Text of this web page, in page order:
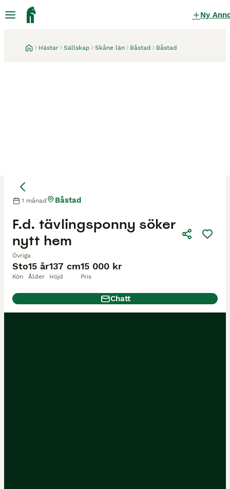
Ny
Hästar Sällskap Skåne län Båstad Båstad
Sto
Kön
15 år
Ålder
137 cm
Höjd
15 000 kr
Pris
F.d. tävlingsponny söker
nytt hem
Övriga
1 månad Båstad
Chatt